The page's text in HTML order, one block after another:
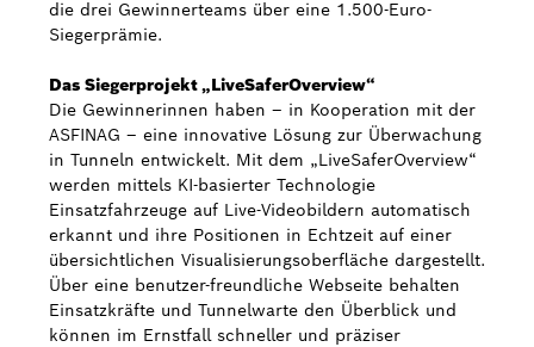
die drei Gewinnerteams über eine 1.500-Euro-
Siegerprämie.
Das Siegerprojekt „LiveSaferOverview“
Die Gewinnerinnen haben – in Kooperation mit der
ASFINAG – eine innovative Lösung zur Überwachung
in Tunneln entwickelt. Mit dem „LiveSaferOverview“
werden mittels KI-basierter Technologie
Einsatzfahrzeuge auf Live-Videobildern automatisch
erkannt und ihre Positionen in Echtzeit auf einer
übersichtlichen Visualisierungsoberfläche dargestellt.
Über eine benutzer-freundliche Webseite behalten
Einsatzkräfte und Tunnelwarte den Überblick und
können im Ernstfall schneller und präziser